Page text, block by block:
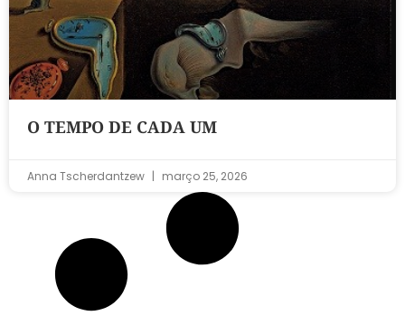
O TEMPO DE CADA UM
Anna Tscherdantzew março 25, 2026